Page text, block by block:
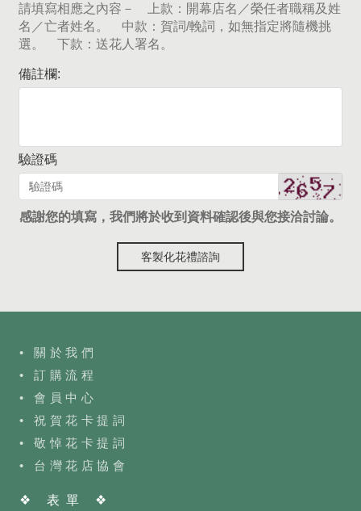
請填寫相應之內容－ 上款：開幕店名／榮任者職稱及姓
名／亡者姓名。 中款：賀詞/輓詞，如無指定將隨機挑
選。 下款：送花人署名。
備註欄:
驗證碼
感謝您的填寫，我們將於收到資料確認後與您接洽討論。
客製化花禮諮詢
• 關於我們
• 訂購流程
• 會員中心
• 祝賀花卡提詞
• 敬悼花卡提詞
• 台灣花店協會
❖ 表單 ❖